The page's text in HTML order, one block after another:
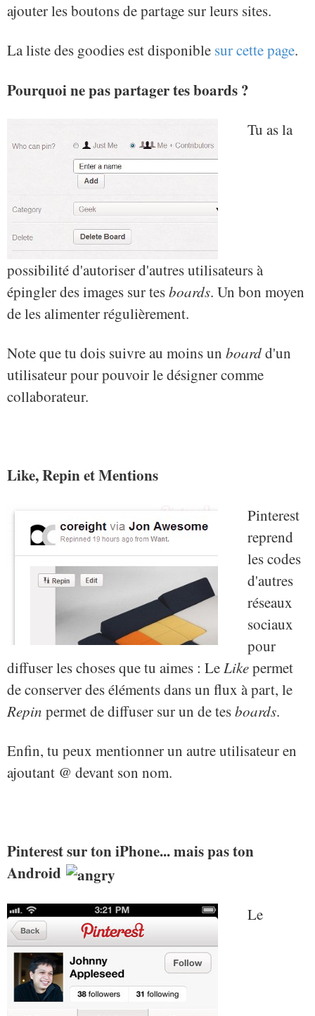
ajouter les boutons de partage sur leurs sites.
La liste des goodies est disponible sur cette page.
Pourquoi ne pas partager tes boards ?
Tu as la
possibilité d'autoriser d'autres utilisateurs à
épingler des images sur tesboards. Un bon moyen
de les alimenter régulièrement.
Note que tu dois suivre au moins un boardd'un
utilisateur pour pouvoir le désigner comme
collaborateur.
Like, Repin et Mentions
Pinterest
reprend
les codes
d'autres
réseaux
sociaux
pour
diffuser les choses que tu aimes : Le Likepermet
de conserver des éléments dans un flux à part, le
Repin permet de diffuser sur un de tesboards.
Enfin, tu peux mentionner un autre utilisateur en
ajoutant @ devant son nom.
Pinterest sur ton iPhone... mais pas ton
Android
Le